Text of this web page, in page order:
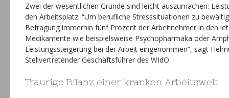
Zwei der wesentlichen Gründe sind leicht auszumachen:
den Arbeitsplatz. “Um berufliche Stresssituationen zu
Befragung immerhin fünf Prozent der Arbeitnehmer in den
Medikamente wie beispielsweise Psychopharmaka oder
Leistungssteigerung bei der Arbeit eingenommen”, sagt
Stellvertretender Geschäftsführer des WIdO.
Traurige Bilanz einer kranken Arbeitswelt